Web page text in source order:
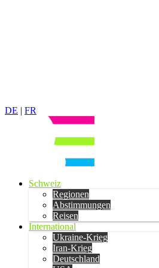
DE | FR
Schweiz
Regionen
Abstimmungen
Reisen
International
Ukraine-Krieg
Iran-Krieg
Deutschland